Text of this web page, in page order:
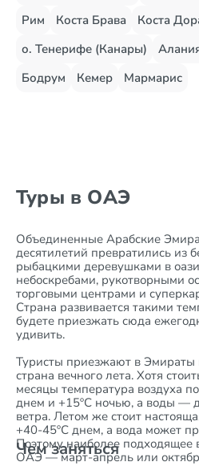
Рим
Коста Брава Коста
о. Тенерифе (Канары)
Бодрум
Кемер Мармарис
Туры в ОАЭ
Объединенные Арабские
десятилетий превратились из
рыбацкими деревушками в
небоскребами, рукотворными
торговыми центрами и
Страна развивается такими
будете приезжать сюда
удивить.
Туристы приезжают в Эмираты
страна вечного лета. Хотя
месяцы температура воздуха
днем и +15ºС ночью, а воды —
ветра. Летом же стоит
+40-45ºС днем, а вода может
Поэтому наиболее подходящее
ОАЭ — март-апрель или
Чем заняться